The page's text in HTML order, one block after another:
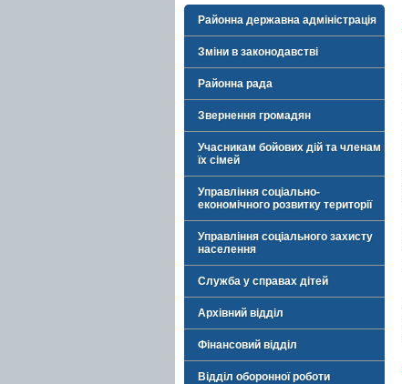
Районна державна адміністрація
Зміни в законодавстві
Районна рада
Звернення громадян
Учасникам бойових дій та членам
їх сімей
Управління соціально-
економічного розвитку території
Управління соціального захисту
населення
Служба у справах дітей
Архівний відділ
Фінансовий відділ
Відділ оборонної роботи